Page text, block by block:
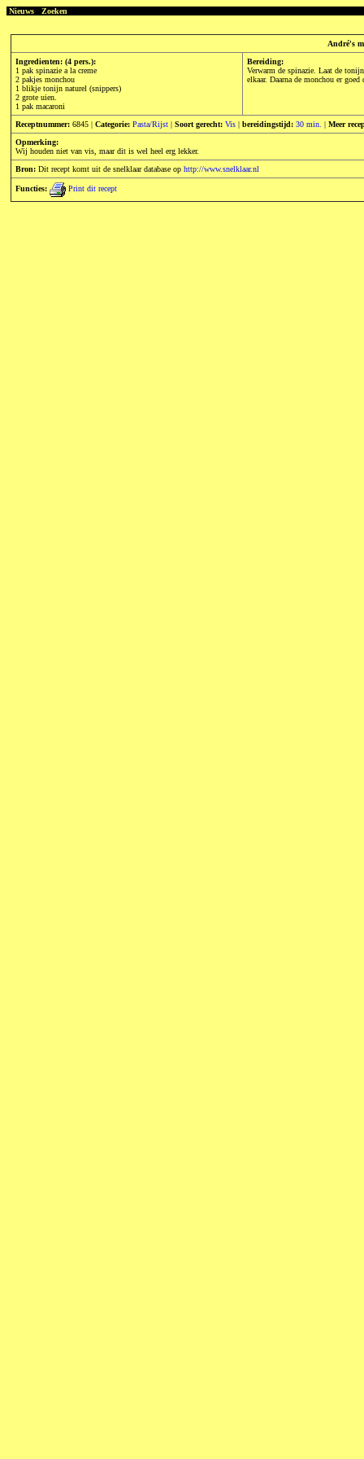
Nieuws Zoeken
André's
Ingredienten: (4 pers.):
1 pak spinazie a la creme
2 pakjes monchou
1 blikje tonijn naturel (snippers)
2 grote uien.
1 pak macaroni
Bereiding:
Verwarm de spinazie. Laat de
elkaar. Daarna de monchou er
Receptnummer: 6845 | Categorie: Pasta/Rijst | Soort gerecht: Vis | bereidingstijd: 30 min. | Meer
Opmerking:
Wij houden niet van vis, maar dit is wel heel erg lekker.
Bron: Dit recept komt uit de snelklaar database op http://www.snelklaar.nl
Functies: Print dit recept